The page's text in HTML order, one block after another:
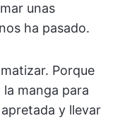
unas
ha pasado.
Porque
manga para
y llevar